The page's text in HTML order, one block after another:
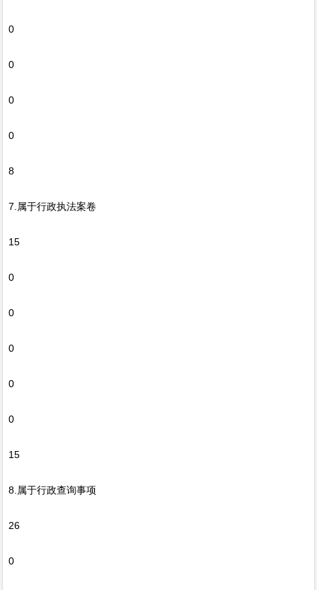
0
0
0
0
8
7.属于行政执法案卷
15
0
0
0
0
0
15
8.属于行政查询事项
26
0